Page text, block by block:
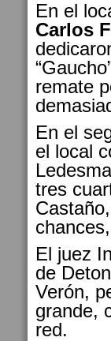
En el
Carlos
remate
En el
el local
tres
El juez
de
Verón,
grande,
red.